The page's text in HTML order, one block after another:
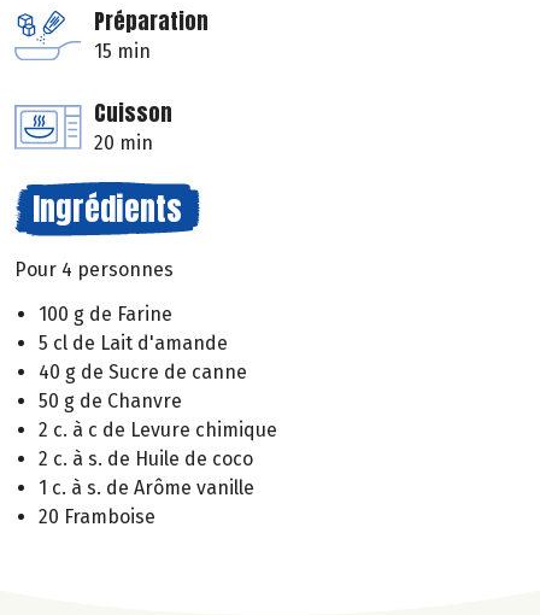
Préparation
15 min
Cuisson
20 min
Ingrédients
Pour 4 personnes
100 g de Farine
5 cl de Lait d'amande
40 g de Sucre de canne
50 g de Chanvre
2 c. à c de Levure chimique
2 c. à s. de Huile de coco
1 c. à s. de Arôme vanille
20 Framboise